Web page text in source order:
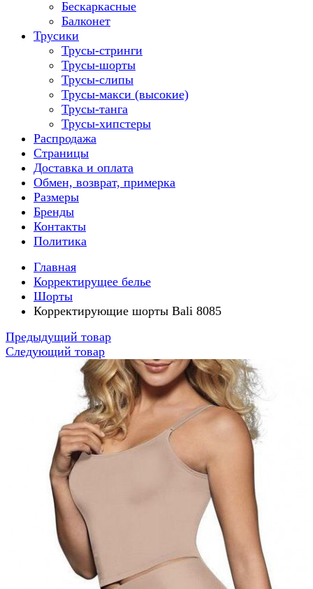
Бескаркасные
Балконет
Трусики
Трусы-стринги
Трусы-шорты
Трусы-слипы
Трусы-макси (высокие)
Трусы-танга
Трусы-хипстеры
Распродажа
Страницы
Доставка и оплата
Обмен, возврат, примерка
Размеры
Бренды
Контакты
Политика
Главная
Корректирущее белье
Шорты
Корректирующие шорты Bali 8085
Предыдущий товар
Следующий товар